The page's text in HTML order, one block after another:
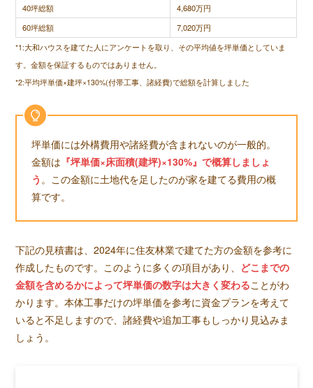
40坪総額
4,680万円
60坪総額
7,020万円
*1:大和ハウスを建てた人にアンケートを取り、その平均値を坪単価としていま
す。金額を保証するものではありません。
*2:平均坪単価×建坪×130%(付帯工事、諸経費)で総額を計算しました
坪単価には外構費用や諸経費が含まれないのが一般的。
金額は 『坪単価×床面積(建坪)×130%』で概算しましょ
う 。この金額に土地代を足したのが家を建てる費用の概
算です。
下記の見積書は、2024年に住友林業で建てた方の金額を参考に
作成したものです。このように多くの項目があり、 どこまでの
金額を含めるかによって坪単価の数字は大きく変わることがわ
かります。本体工事だけの坪単価を参考に資金プランを考えて
いると不足しますので、諸経費や追加工事もしっかり見込みま
しょう。